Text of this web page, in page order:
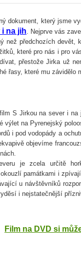
dokument, který jsme
na jih. Nejprve vás
než předchozích
které pro nás i pro
přestože Jirka už
řasy, které mu závidělo
S Jirkou na sever i
výlet na Pyrenejský
i pod vodopády a
objevíme
je zcela určitě
okouzlí památkami i
u návštěvníků
i nejstatečnější
Film na DVD si